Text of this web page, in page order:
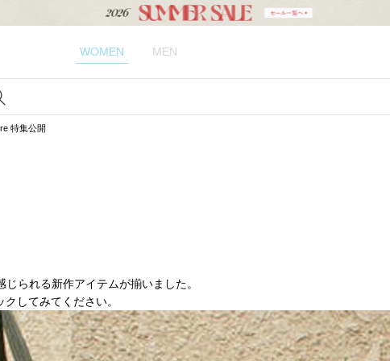
WOMEN MEN
特集公開
られる新作アイテムが揃いました。
してみてください。